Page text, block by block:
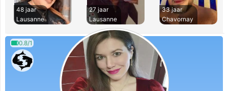
48 jaar
Lausanne
27 jaar
Lausanne
33 jaar
Chavornay
0.8/1